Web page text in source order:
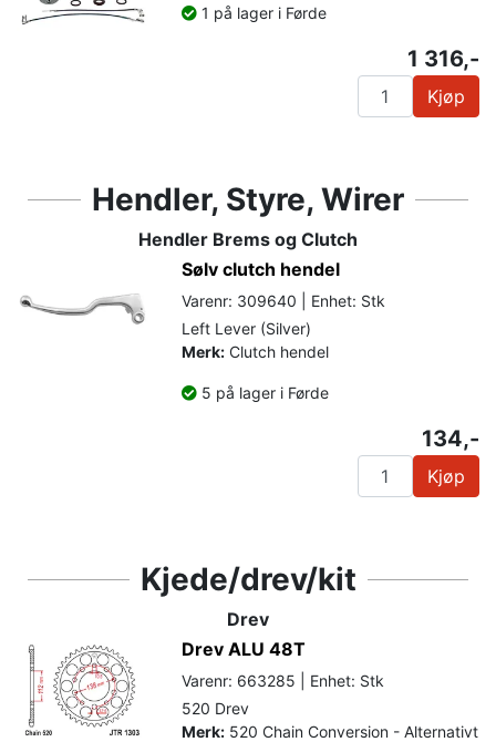
1 på lager i Førde
1 316,-
Kjøp
Hendler, Styre, Wirer
Hendler Brems og Clutch
Sølv clutch hendel
Varenr: 309640 | Enhet: Stk
Left Lever (Silver)
Merk: Clutch hendel
5 på lager i Førde
134,-
Kjøp
Kjede/drev/kit
Drev
Drev ALU 48T
Varenr: 663285 | Enhet: Stk
520 Drev
Merk: 520 Chain Conversion - Alternativt